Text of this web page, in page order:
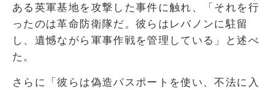
ある英軍基地を攻撃した事件に触れ、「それを行
ったのは革命防衛隊だ。彼らはレバノンに駐留
し、遺憾ながら軍事作戦を管理している」と述べ
た。
さらに「彼らは偽造パスポートを使い、不法に入